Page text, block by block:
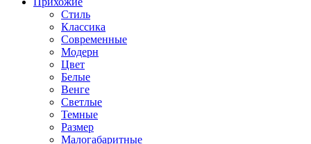
Стиль
Классика
Современные
Модерн
Цвет
Белые
Венге
Светлые
Темные
Размер
Малогабаритные